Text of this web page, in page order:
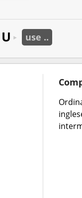
U ► use ..